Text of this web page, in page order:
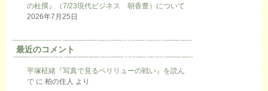
の杜撰』（7/23現代ビジネス 朝香豊）について
2026年7月25日
最近のコメント
平塚柾緒『写真で見るペリリューの戦い』を読ん
で に 柏の住人 より